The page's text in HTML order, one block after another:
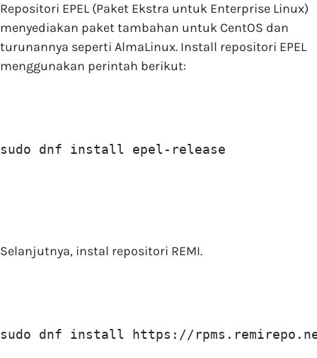
Repositori EPEL (Paket Ekstra untuk Enterprise Linux)
menyediakan paket tambahan untuk CentOS dan
turunannya seperti AlmaLinux. Install repositori EPEL
menggunakan perintah berikut:
sudo dnf install epel-release
Selanjutnya, instal repositori REMI.
sudo dnf install https://